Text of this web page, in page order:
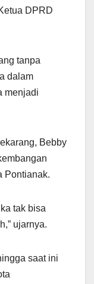
DPRD
tanpa
dalam
menjadi
Bebby
Pontianak.
tak bisa
ujarnya.
saat ini